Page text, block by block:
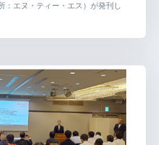
：エヌ・ティー・エス）が発刊し